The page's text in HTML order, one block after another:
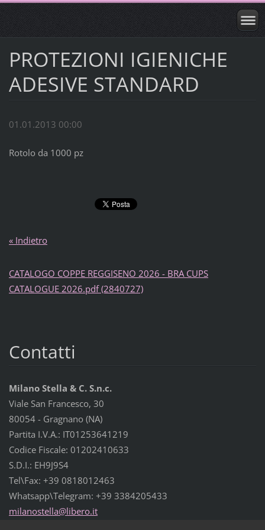
PROTEZIONI IGIENICHE
ADESIVE STANDARD
01.01.2013 00:00
Rotolo da 1000 pz
« Indietro
CATALOGO COPPE REGGISENO 2026 - BRA CUPS
CATALOGUE 2026.pdf (2840727)
Contatti
Milano Stella & C. S.n.c.
Viale San Francesco, 30
80054 - Gragnano (NA)
Partita I.V.A.: IT01253641219
Codice Fiscale: 01202410633
S.D.I.: EH9J9S4
Tel\Fax: +39 0818012463
Whatsapp\Telegram: +39 3384205433
milanostella@libero.it